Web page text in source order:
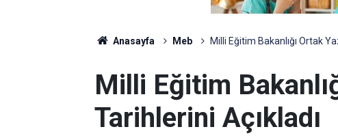
Anasayfa Meb Milli Eğitim Bakanlığı Ortak
Milli Eğitim
Tarihlerini Açıkladı